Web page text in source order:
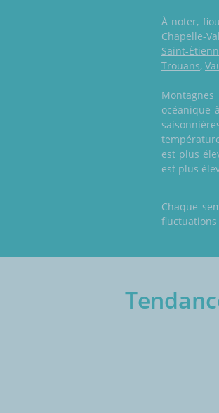
À noter,
Chapelle-
Saint-
Trouans,
océanique
est plus
est plus
Chaque